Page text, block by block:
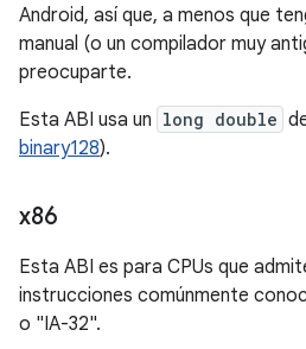
Android, así que, a menos que
manual (o un compilador muy
preocuparte.
Esta ABI usa un long double
binary128).
x86
Esta ABI es para CPUs que
instrucciones comúnmente
o "IA-32".